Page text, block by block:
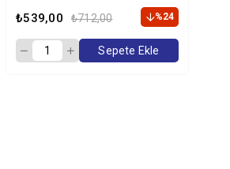
₺539,00 ₺712,00 %24
Sepete Ekle